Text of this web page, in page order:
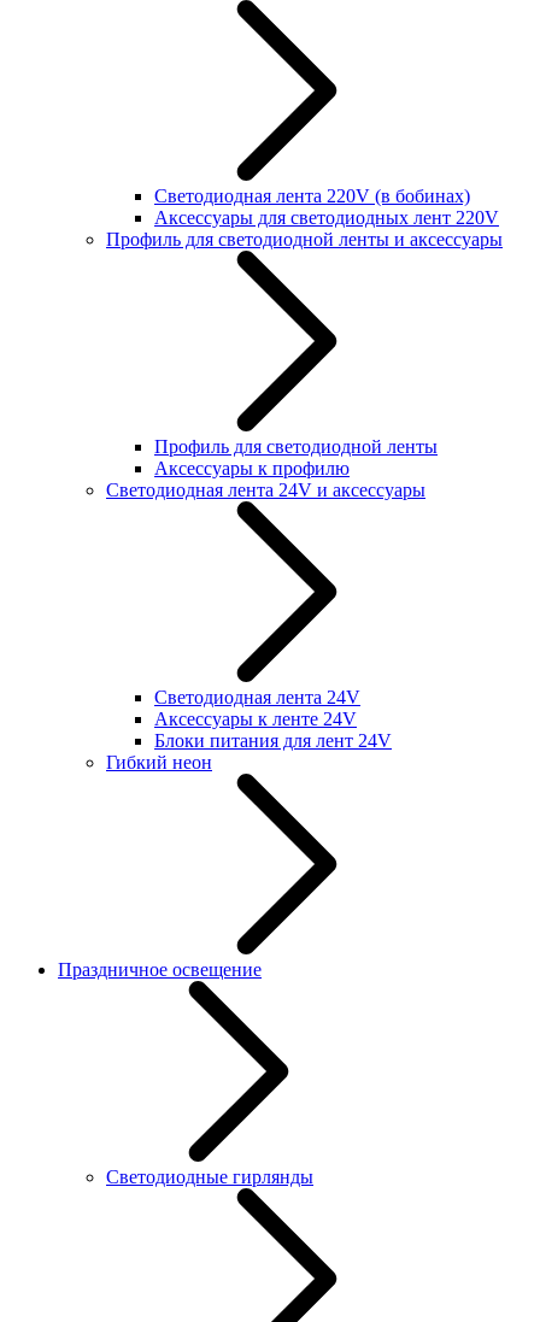
Светодиодная лента 220V (в бобинах)
Аксессуары для светодиодных лент 220V
Профиль для светодиодной ленты и аксессуары
Профиль для светодиодной ленты
Аксессуары к профилю
Светодиодная лента 24V и аксессуары
Светодиодная лента 24V
Аксессуары к ленте 24V
Блоки питания для лент 24V
Гибкий неон
Праздничное освещение
Светодиодные гирлянды